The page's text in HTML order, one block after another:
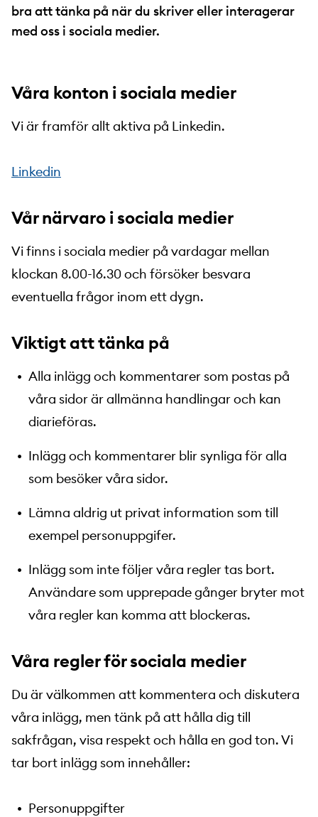
bra att tänka på när du skriver eller interagerar
med oss i sociala medier.
Våra konton i sociala medier
Vi är framför allt aktiva på Linkedin.
Linkedin
Vår närvaro i sociala medier
Vi finns i sociala medier på vardagar mellan
klockan 8.00-16.30 och försöker besvara
eventuella frågor inom ett dygn.
Viktigt att tänka på
Alla inlägg och kommentarer som postas på
våra sidor är allmänna handlingar och kan
diarieföras.
Inlägg och kommentarer blir synliga för alla
som besöker våra sidor.
Lämna aldrig ut privat information som till
exempel personuppgifer.
Inlägg som inte följer våra regler tas bort.
Användare som upprepade gånger bryter mot
våra regler kan komma att blockeras.
Våra regler för sociala medier
Du är välkommen att kommentera och diskutera
våra inlägg, men tänk på att hålla dig till
sakfrågan, visa respekt och hålla en god ton. Vi
tar bort inlägg som innehåller:
Personuppgifter